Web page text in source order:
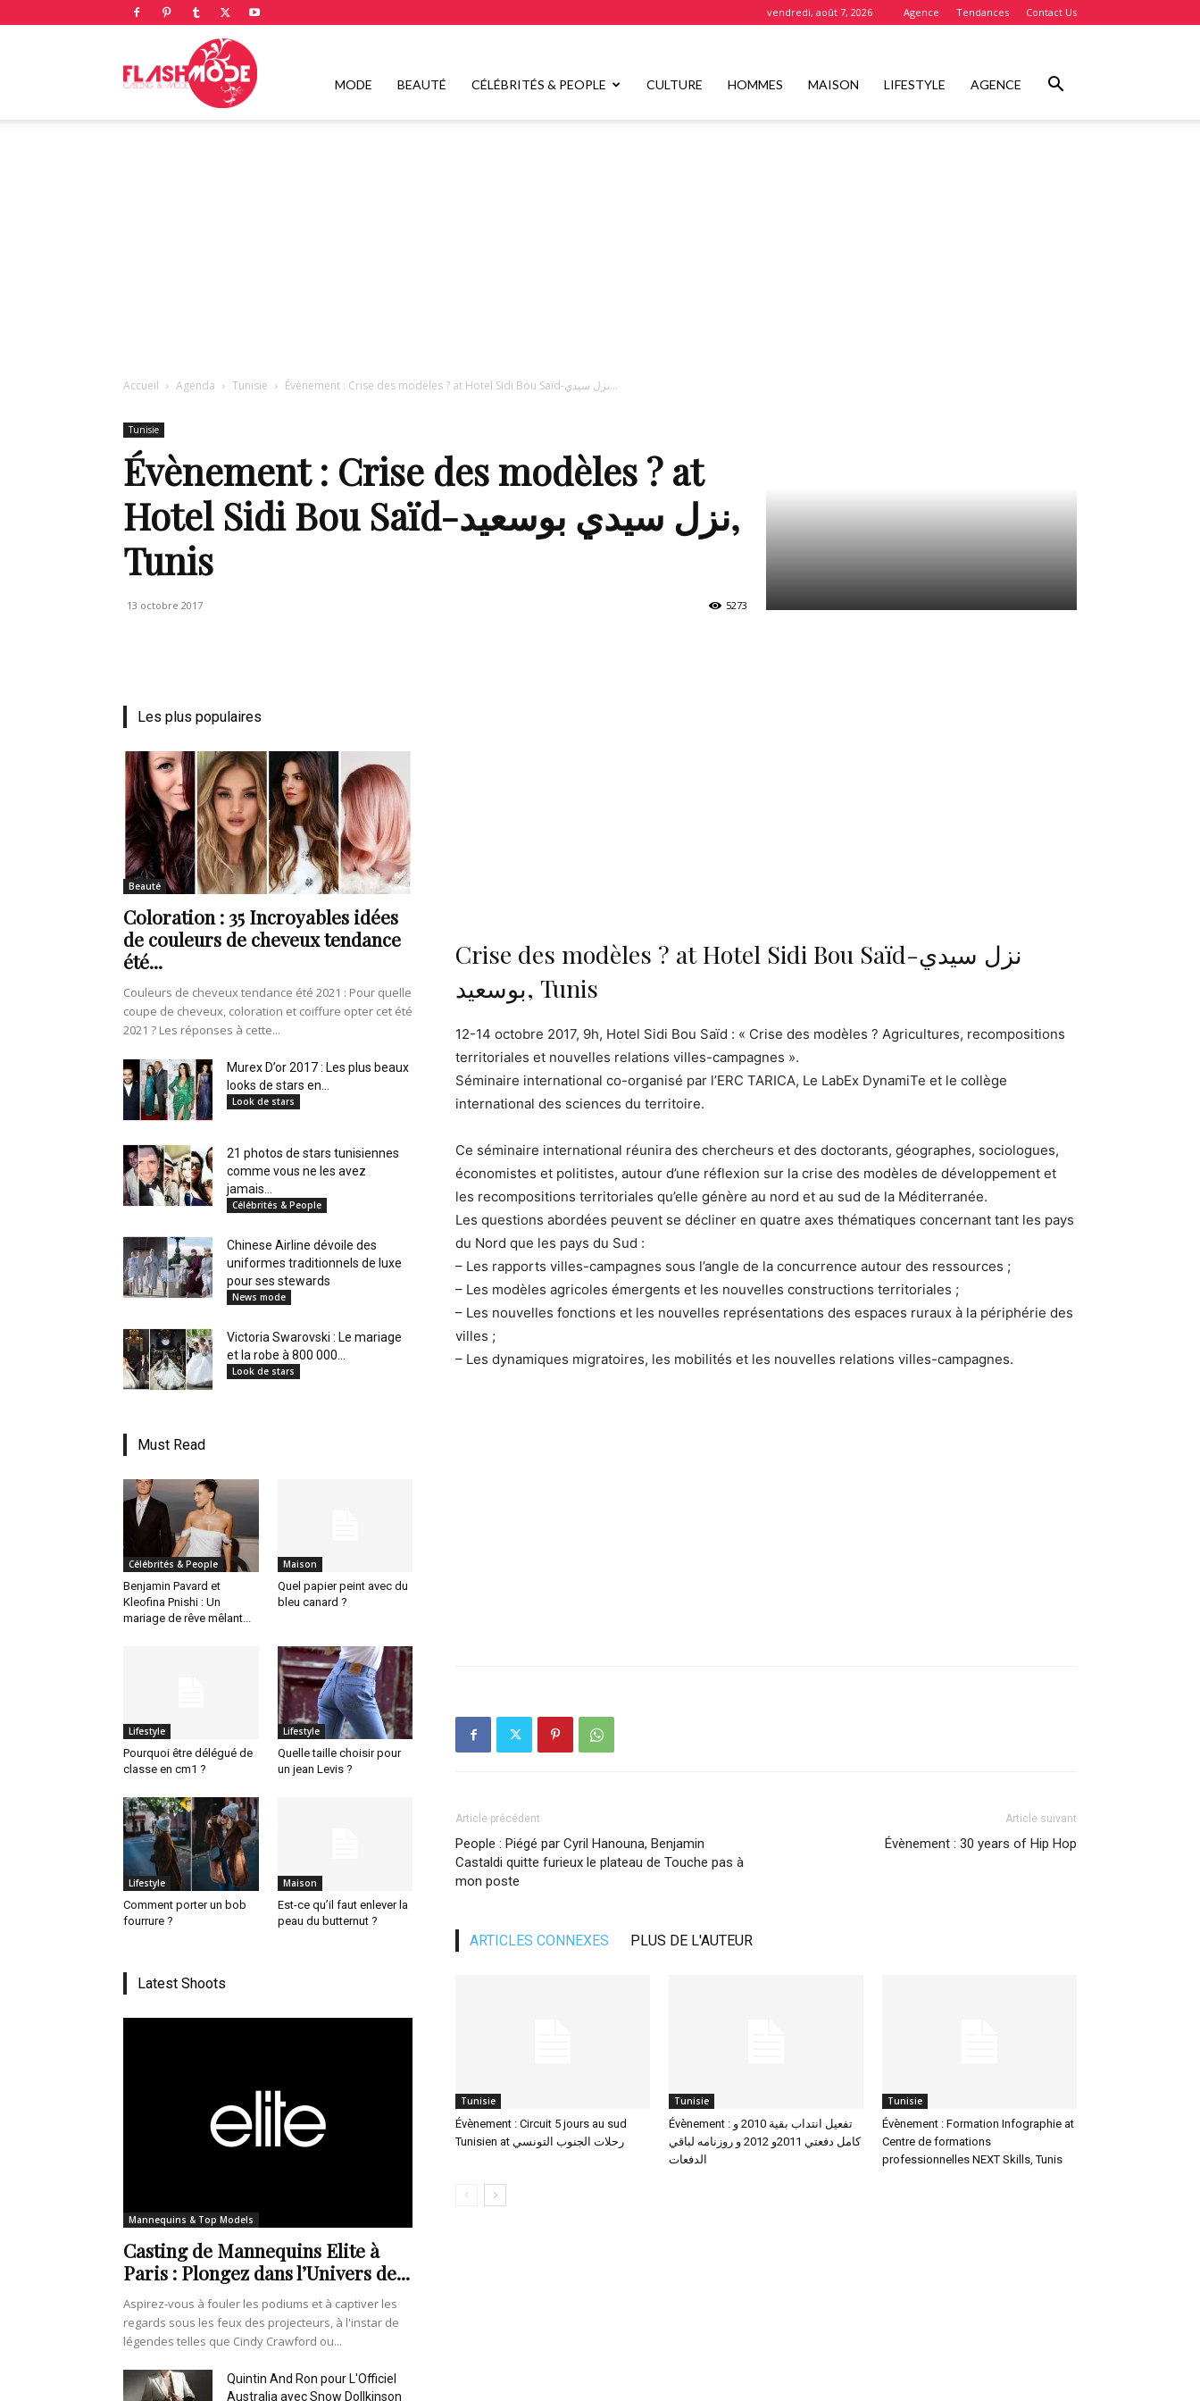
vendredi, août 7, 2026 Agence Tendances Contact Us
Flashmode
de
vie
Numéro
un
en
Tunisie
au
Maghreb
MODE BEAUTÉ CÉLÉBRITÉS & PEOPLE CULTURE HOMMES MAISON LIFESTYLE AGENCE
Accueil Agenda Tunisie Évènement : Crise des modèles ? at ‎Hotel Sidi Bou Saïd-نزل سيدي...
Tunisie
Évènement : Crise des modèles ? at
‎Hotel Sidi Bou Saïd-نزل سيدي بوسعيد‎,
Tunis
13 octobre 2017 5273
Crise des modèles ? at ‎Hotel Sidi Bou Saïd-نزل سيدي
بوسعيد‎, Tunis
12-14 octobre 2017, 9h, Hotel Sidi Bou Saïd : « Crise des modèles ? Agricultures, recompositions
territoriales et nouvelles relations villes-campagnes ».
Séminaire international co-organisé par l’ERC TARICA, Le LabEx DynamiTe et le collège
international des sciences du territoire.
Ce séminaire international réunira des chercheurs et des doctorants, géographes, sociologues,
économistes et politistes, autour d’une réflexion sur la crise des modèles de développement et
les recompositions territoriales qu’elle génère au nord et au sud de la Méditerranée.
Les questions abordées peuvent se décliner en quatre axes thématiques concernant tant les pays
du Nord que les pays du Sud :
– Les rapports villes-campagnes sous l’angle de la concurrence autour des ressources ;
– Les modèles agricoles émergents et les nouvelles constructions territoriales ;
– Les nouvelles fonctions et les nouvelles représentations des espaces ruraux à la périphérie des
villes ;
– Les dynamiques migratoires, les mobilités et les nouvelles relations villes-campagnes.
Article précédent
People : Piégé par Cyril Hanouna, Benjamin
Castaldi quitte furieux le plateau de Touche pas à
mon poste
Article suivant
Évènement : 30 years of Hip Hop
ARTICLES CONNEXES PLUS DE L'AUTEUR
Tunisie
Évènement : Circuit 5 jours au sud
Tunisien at رحلات الجنوب التونسي
Tunisie
Évènement : تفعيل انتداب بقية 2010 و
كامل دفعتي 2011و 2012 و روزنامه لباقي
الدفعات
Tunisie
Évènement : Formation Infographie at
Centre de formations
professionnelles NEXT Skills, Tunis
Les plus populaires
Beauté
Coloration : 35 Incroyables idées
de couleurs de cheveux tendance
été...
Couleurs de cheveux tendance été 2021 : Pour quelle
coupe de cheveux, coloration et coiffure opter cet été
2021 ? Les réponses à cette...
Murex D’or 2017 : Les plus beaux
looks de stars en...
Look de stars
21 photos de stars tunisiennes
comme vous ne les avez
jamais...
Célébrités & People
Chinese Airline dévoile des
uniformes traditionnels de luxe
pour ses stewards
News mode
Victoria Swarovski : Le mariage
et la robe à 800 000...
Look de stars
Must Read
Célébrités & People
Benjamin Pavard et
Kleofina Pnishi : Un
mariage de rêve mêlant...
Maison
Quel papier peint avec du
bleu canard ?
Lifestyle
Pourquoi être délégué de
classe en cm1 ?
Lifestyle
Quelle taille choisir pour
un jean Levis ?
Lifestyle
Comment porter un bob
fourrure ?
Maison
Est-ce qu’il faut enlever la
peau du butternut ?
Latest Shoots
Mannequins & Top Models
Casting de Mannequins Elite à
Paris : Plongez dans l’Univers de...
Aspirez-vous à fouler les podiums et à captiver les
regards sous les feux des projecteurs, à l'instar de
légendes telles que Cindy Crawford ou...
Quintin And Ron pour L'Officiel
Australia avec Snow Dollkinson